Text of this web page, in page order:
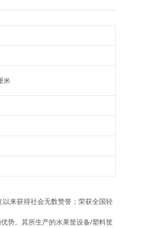
米
来获得社会无数赞誉；荣获全国轻
势。其所生产的水果筐设备/塑料筐